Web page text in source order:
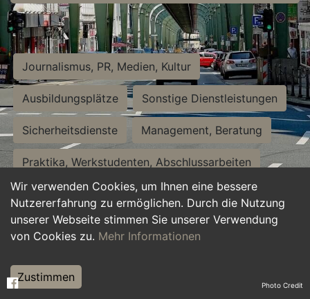
Wir verwenden Cookies, um Ihnen eine bessere
Nutzererfahrung zu ermöglichen. Durch die Nutzung
unserer Webseite stimmen Sie unserer Verwendung
von Cookies zu. Mehr Informationen
Zustimmen
Journalismus, PR, Medien, Kultur
Ausbildungsplätze Sonstige Dienstleistungen
Sicherheitsdienste Management, Beratung
Praktika, Werkstudenten, Abschlussarbeiten
Personalwesen Assistenz, Sekretariat
Hilfskräfte, Aushilfs- und Nebenjobs
Weiterbildung, Studium, duale Ausbildung Photo Credit